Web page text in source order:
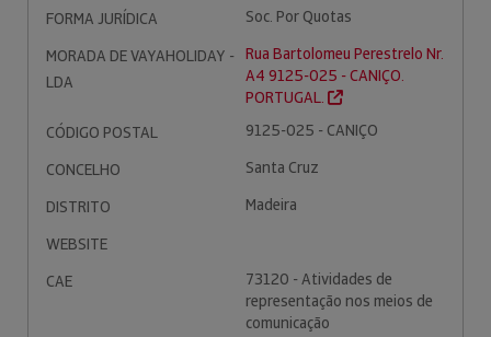
FORMA JURÍDICA
Soc. Por Quotas
MORADA DE VAYAHOLIDAY -
LDA
Rua Bartolomeu Perestrelo Nr.
A4 9125-025 - CANIÇO.
PORTUGAL.
CÓDIGO POSTAL
9125-025 - CANIÇO
CONCELHO
Santa Cruz
DISTRITO
Madeira
WEBSITE
CAE
73120 - Atividades de
representação nos meios de
comunicação